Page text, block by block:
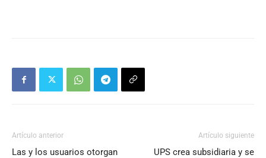
Artículo anterior
Las y los usuarios otorgan
Artículo siguiente
UPS crea subsidiaria y se